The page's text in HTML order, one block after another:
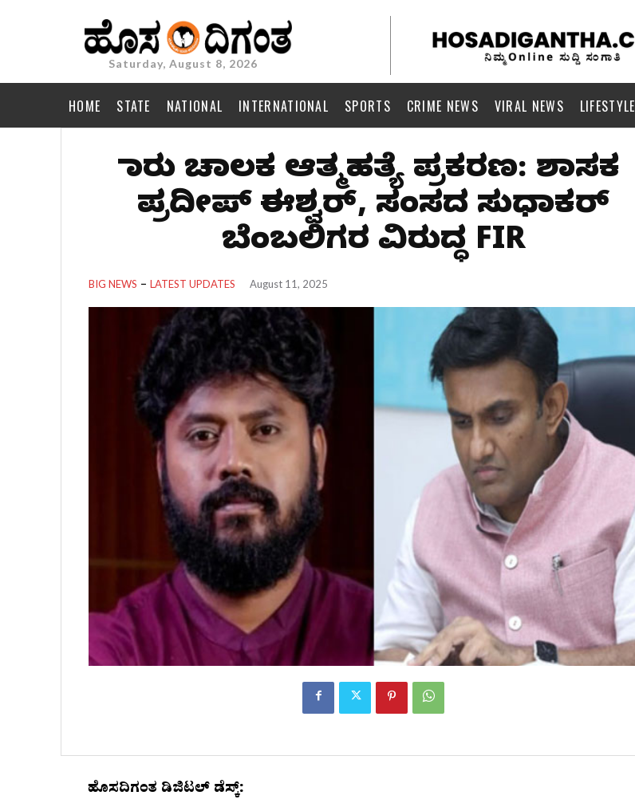
Saturday, August 8, 2026
HOME STATE NATIONAL INTERNATIONAL SPORTS CRIME NEWS VIRAL NEWS LIFESTYLE
ಕಾರು ಚಾಲಕ ಆತ್ಮಹತ್ಯೆ ಪ್ರಕರಣ: ಶಾಸಕ
ಪ್ರದೀಪ್ ಈಶ್ವರ್, ಸಂಸದ ಸುಧಾಕರ್
ಬೆಂಬಲಿಗರ ವಿರುದ್ಧ FIR
BIG NEWS LATEST UPDATES August 11, 2025
ಹೊಸದಿಗಂತ ಡಿಜಿಟಲ್ ಡೆಸ್ಕ್: